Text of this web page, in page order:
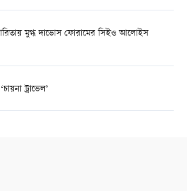
মুগ্ধ দাভোস ফোরামের সিইও আলোইস
ট্রাভেল’